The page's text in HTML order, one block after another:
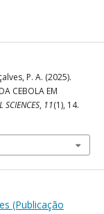
P. A. (2025).
CEBOLA EM
SCIENCES, 11(1), 14.
(Publicação